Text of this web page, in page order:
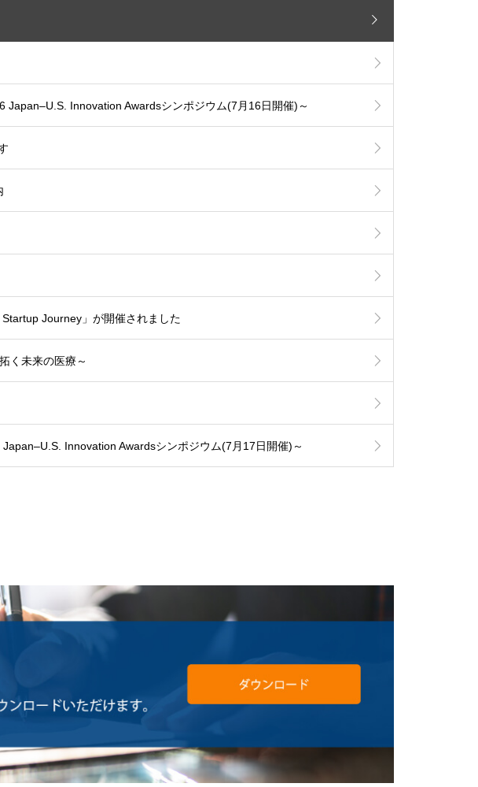
Innovation Awardsシンポジウム(7月16日開催)～
Journey」が開催されました
く未来の医療～
Innovation Awardsシンポジウム(7月17日開催)～